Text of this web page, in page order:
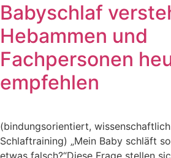
Babyschlaf
Hebammen und
Fachpersonen
empfehlen
(bindungsorientiert,
Schlaftraining) „Mein Baby schläft